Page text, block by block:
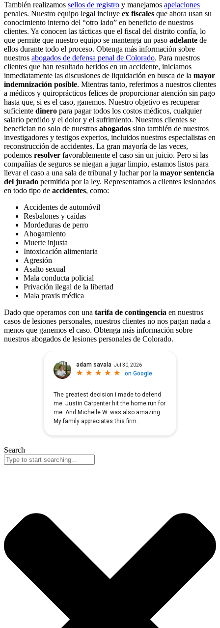
También realizamos sellos de registro y manejamos apelaciones
penales. Nuestro equipo legal incluye ex fiscales que ahora usan su
conocimiento interno del “otro lado” en beneficio de nuestros
clientes. Ya conocen las tácticas que el fiscal del distrito confía, lo
que permite que nuestro equipo se mantenga un paso adelante de
ellos durante todo el proceso. Obtenga más información sobre
nuestros abogados de defensa penal de Colorado. Para nuestros
clientes que han resultado heridos en un accidente, iniciamos
inmediatamente las discusiones de liquidación en busca de la mayor
indemnización posible. Mientras tanto, referimos a nuestros clientes
a médicos y quiroprácticos felices de proporcionar atención sin pago
hasta que, si es el caso, ganemos. Nuestro objetivo es recuperar
suficiente dinero para pagar todos los costos médicos, cualquier
salario perdido y el dolor y el sufrimiento. Nuestros clientes se
benefician no solo de nuestros abogados sino también de nuestros
investigadores y testigos expertos, incluidos nuestros especialistas en
reconstrucción de accidentes. La gran mayoría de las veces,
podemos resolver favorablemente el caso sin un juicio. Pero si las
compañías de seguros se niegan a jugar limpio, estamos listos para
llevar el caso a una sala de tribunal y luchar por la mayor sentencia
del jurado permitida por la ley. Representamos a clientes lesionados
en todo tipo de accidentes, como:
Accidentes de automóvil
Resbalones y caídas
Mordeduras de perro
Ahogamiento
Muerte injusta
Intoxicación alimentaria
Agresión
Asalto sexual
Mala conducta policial
Privación ilegal de la libertad
Mala praxis médica
Dado que operamos con una tarifa de contingencia en nuestros
casos de lesiones personales, nuestros clientes no nos pagan nada a
menos que ganemos el caso. Obtenga más información sobre
nuestros abogados de lesiones personales de Colorado.
Search